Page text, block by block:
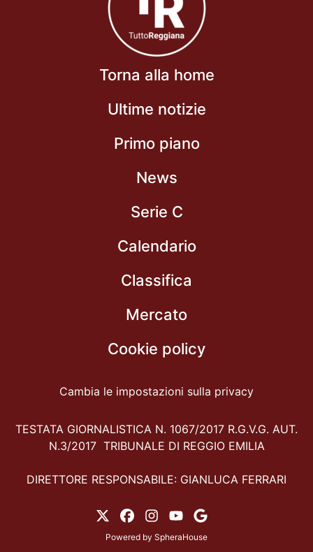
Torna alla home
Ultime notizie
Primo piano
News
Serie C
Calendario
Classifica
Mercato
Cookie policy
Cambia le impostazioni sulla privacy
TESTATA GIORNALISTICA N. 1067/2017 R.G.V.G. AUT.
N.3/2017 TRIBUNALE DI REGGIO EMILIA
DIRETTORE RESPONSABILE: GIANLUCA FERRARI
Powered by SpheraHouse